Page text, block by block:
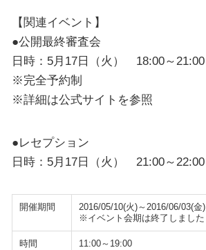
【関連イベント】
●公開最終審査会
日時：5月17日（火） 18:00～21:00
※完全予約制
※詳細は公式サイトを参照
●レセプション
日時：5月17日（火） 21:00～22:00
開催期間
2016/05/10(火)～2016/06/03(金)
※イベント会期は終了しました
時間 11:00～19:00